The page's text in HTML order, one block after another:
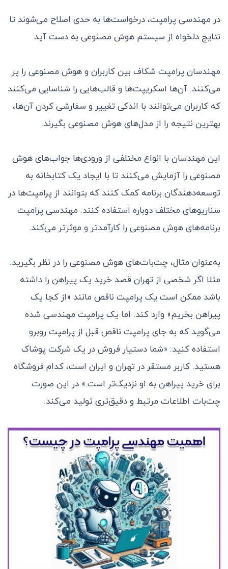
در مهندسی پرامپت، درخواست‌ها به حدی اصلاح می‌شوند تا
نتایج دلخواه از سیستم هوش مصنوعی به دست آید.
مهندسان پرامپت شکاف بین کاربران و هوش مصنوعی را پر
می‌کنند. آن‌ها اسکریپت‌ها و قالب‌هایی را شناسایی می‌کنند
که کاربران می‌توانند با اندکی تغییر و سفارشی کردن آن‌ها،
بهترین نتیجه را از مدل‌های هوش مصنوعی بگیرند.
این مهندسان با انواع مختلفی از ورودی‌ها جواب‌های هوش
مصنوعی را آزمایش می‌کنند تا با ایجاد یک کتابخانه به
توسعه‌دهندگان برنامه کمک کنند که بتوانند از پرامپت‌ها در
سناریوهای مختلف دوباره استفاده کنند. مهندسی پرامپت
برنامه‌های هوش مصنوعی را کارآمدتر و موثرتر می‌کند.
به‌عنوان مثال، چت‌بات‌های هوش مصنوعی را در نظر بگیرید.
مثلا اگر شخصی از تهران قصد خرید یک پیراهن را داشته
باشد ممکن است یک پرامپت ناقص مانند «از کجا یک
پیراهن بخریم» وارد کند. اما یک پرامپت مهندسی شده
می‌گوید که به جای پرامپت ناقص قبل از پرامپت روبرو
استفاده کنید: «شما دستیار فروش در یک شرکت پوشاک
هستید. کاربر مستقر در تهران و ایران است، کدام فروشگاه
برای خرید پیراهن به او نزدیک‌تر است.» در این صورت
چت‌بات اطلاعات مرتبط و دقیق‌تری تولید می‌کند.